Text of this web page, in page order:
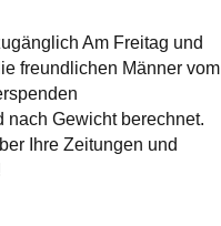
Am Freitag und
freundlichen Männer vom
nach Gewicht berechnet.
Ihre Zeitungen und